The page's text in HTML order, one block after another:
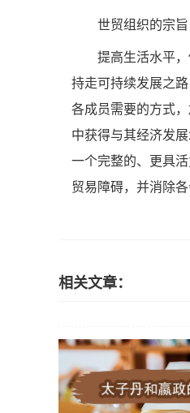
世贸组织的宗旨
提高生活水平
持走可持续发展之
各成员需要的方式
中获得与其经济发
一个完整的、更具
贸易障碍，并消除
相关文章：